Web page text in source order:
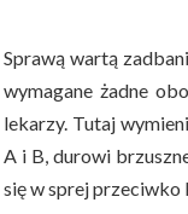
Sprawą wartą
wymagane żadne
lekarzy. Tutaj
A i B, durowi
się w sprej przeciwko